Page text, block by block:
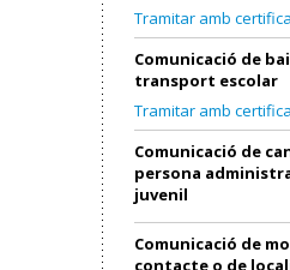
Tramitar amb
Comunicació de
transport escolar
Tramitar amb
Comunicació de
persona
juvenil
Comunicació de
contacte o de